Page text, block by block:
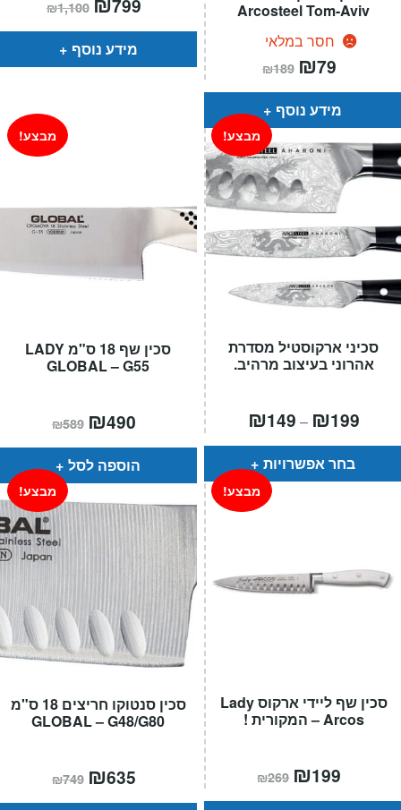
₪1,100 המקורי
היה:
799
הוא:
מידע נוסף
Arcosteel Tom-Aviv
חסר במלאי
₪189 המחיר
המקורי
היה:
₪189.
₪79
הוא:
מידע נוסף
סכין שף 18 ס"מ LADY
GLOBAL – G55
מבצע!
₪589 המחיר
המקורי
היה:
₪589.
₪490
הוא:
הוספה לסל
סכיני ארקוסטיל מסדרת
אהרוני בעיצוב מרהיב.
מבצע!
₪149 – ₪199טווח
⁦₪149⁩
בחר אפשרויות
סכין סנטוקו חריצים 18 ס"מ
GLOBAL – G48/G80
מבצע!
₪749 המחיר
המקורי
היה:
₪635
הוא:
סכין שף ליידי ארקוס Lady
Arcos – המקורית !
מבצע!
₪269 המחיר
המקורי
היה:
₪199
הוא: